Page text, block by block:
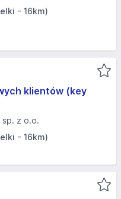
- 16km)
klientów (key
sp. z o.o.
- 16km)